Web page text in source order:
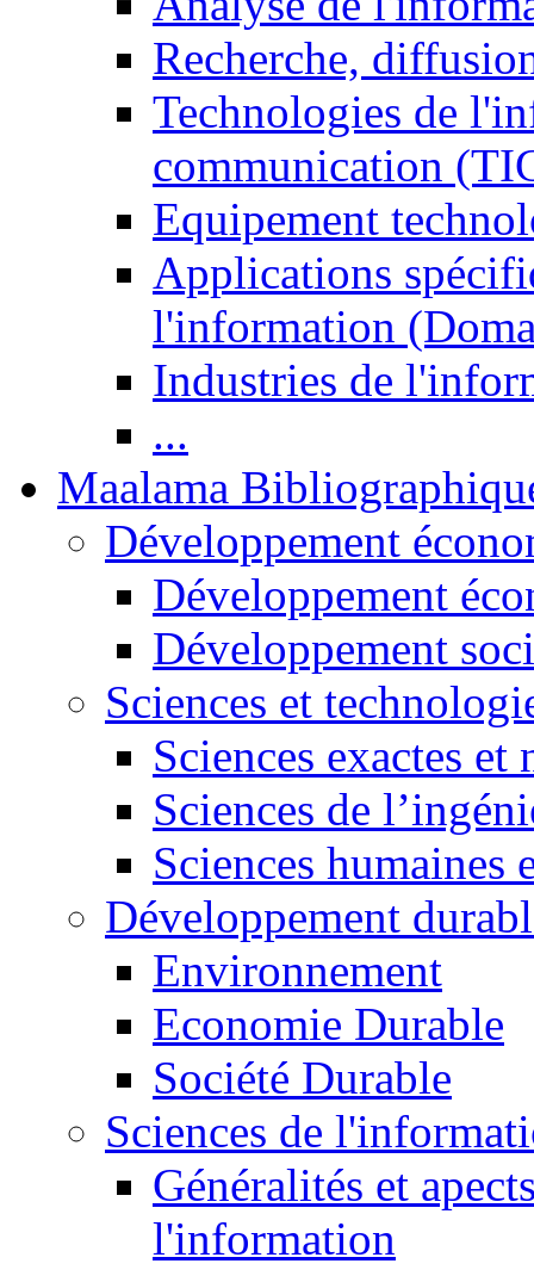
Recherche,
Technologies de
communication
Equipement
Applications
l'information
Industries de
...
Maalama
Développement
Développement
Développement
Sciences et
Sciences exactes et
Sciences de
Sciences humaines
Développement
Environnement
Economie Durable
Société Durable
Sciences de
Généralités et
l'information